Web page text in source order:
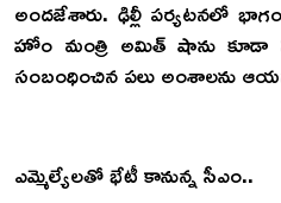
అందజేశారు. ఢిల్లీ పర్యటనలో
హోం మంత్రి అమిత్‌ షాను కూడా
సంబంధించిన పలు అంశాలను
ఎమ్మెల్యేలతో భేటీ కానున్న సీఎం..